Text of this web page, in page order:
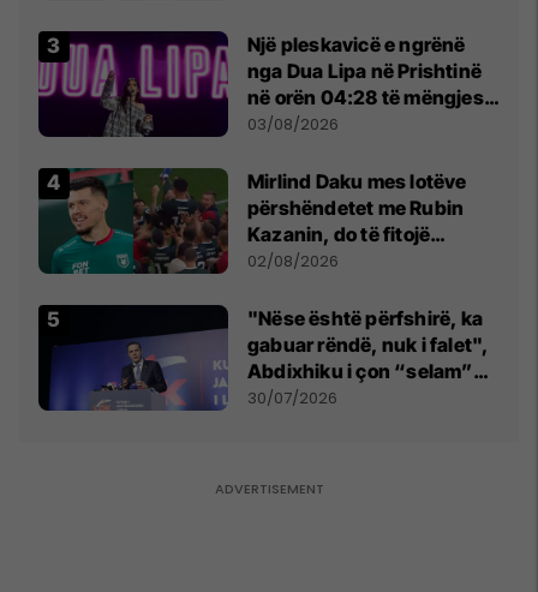
Një pleskavicë e ngrënë
nga Dua Lipa në Prishtinë
në orën 04:28 të mëngjesit
- dhe bota digjitale serbe
03/08/2026
Mirlind Daku mes lotëve
përshëndetet me Rubin
Kazanin, do të fitojë
miliona te Spartak Moska
02/08/2026
"Nëse është përfshirë, ka
gabuar rëndë, nuk i falet",
Abdixhiku i çon “selam”
Përparim Ramës
30/07/2026